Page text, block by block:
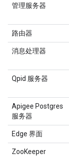
管理服务器
路由器
消息处理器
Qpid 服务器
Apigee Postgres
服务器
Edge 界面
ZooKeeper